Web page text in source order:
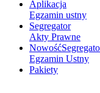
Aplikacja
Egzamin ustny
Segregator
Akty Prawne
Nowość
Egzamin Ustny
Pakiety